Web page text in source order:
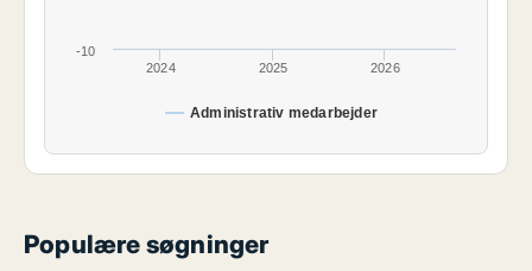
Administrativ medarbejder
2024 2025 2026
-10
Populære søgninger